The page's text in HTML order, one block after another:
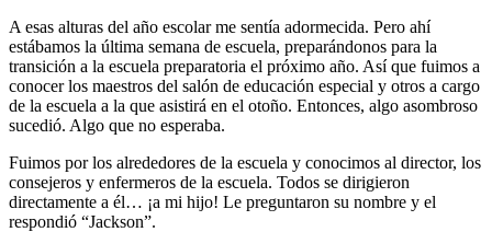
A esas alturas del año escolar me sentía adormecida. Pero ahí
estábamos la última semana de escuela, preparándonos para la
transición a la escuela preparatoria el próximo año. Así que fuimos a
conocer los maestros del salón de educación especial y otros a cargo
de la escuela a la que asistirá en el otoño. Entonces, algo asombroso
sucedió. Algo que no esperaba.
Fuimos por los alrededores de la escuela y conocimos al director, los
consejeros y enfermeros de la escuela. Todos se dirigieron
directamente a él… ¡a mi hijo! Le preguntaron su nombre y el
respondió “Jackson”.